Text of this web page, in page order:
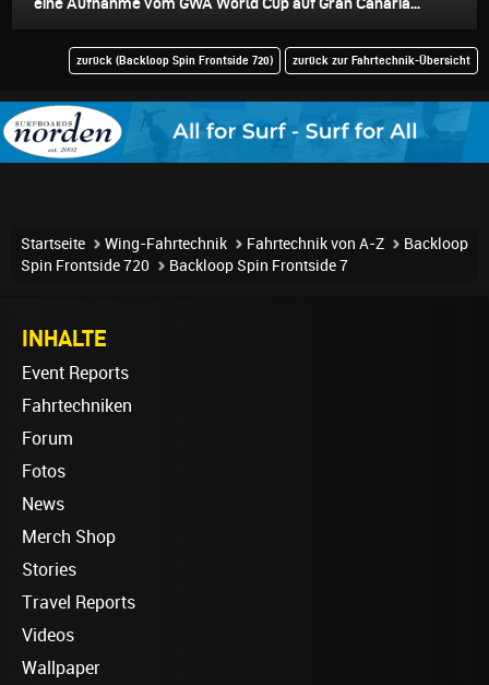
zurück (Backloop Spin Frontside 720) zurück zur Fahrtechnik-Übersicht
Startseite Wing-Fahrtechnik Fahrtechnik von A-Z
Backloop
Spin Frontside 720
Backloop Spin Frontside 7
INHALTE
Event Reports
Fahrtechniken
Forum
Fotos
News
Merch Shop
Stories
Travel Reports
Videos
Wallpaper